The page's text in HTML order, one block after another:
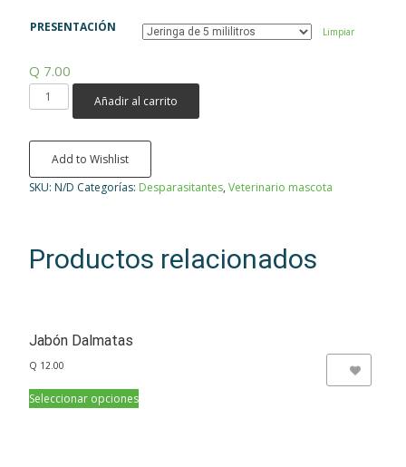
PRESENTACIÓN Limpiar
Q 7.00
Pamoato
De
Añadir al carrito
Add to Wishlist
SKU: N/D Categorías: Desparasitantes,Veterinario mascota
Productos relacionados
Jabón Dalmatas
Q 12.00
Seleccionar opciones